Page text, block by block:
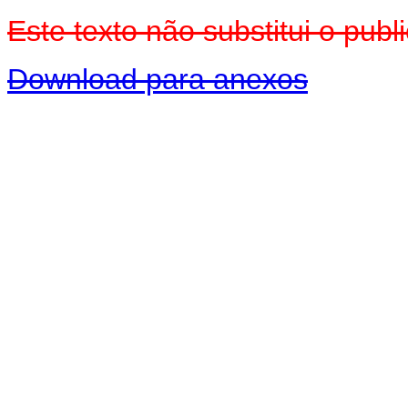
Este texto não substitui o
Download para anexos